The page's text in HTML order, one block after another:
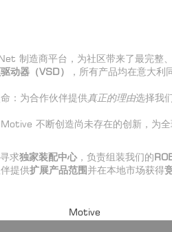
制造商平台，为社区带来了最完整
动器（VSD）
，所有产品均在意大利
：为合作伙伴提供真正的理由选择我
不断创造尚未存在的创新，为全
求独家装配中心，负责组装我们的
提供扩展产品范围并在本地市场获得